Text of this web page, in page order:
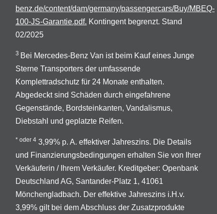
benz.de/content/dam/germany/passengercars/Buy/MBEQ-
100-JS-Garantie.pdf. Kontingent begrenzt. Stand
02/2025
3 Bei Mercedes-Benz Van ist beim Kauf eines Junge
Sterne Transporters der umfassende
Komplettradschutz für 24 Monate enthalten.
Abgedeckt sind Schäden durch eingefahrene
Gegenstände, Bordsteinkanten, Vandalismus,
Diebstahl und geplatzte Reifen.
* oder 4 3,99% p. A. effektiver Jahreszins. Die Details
und Finanzierungsbedingungen erhalten Sie von Ihrer
Verkäuferin / Ihrem Verkäufer. Kreditgeber: Openbank
Deutschland AG, Santander-Platz 1, 41061
Mönchengladbach. Der effektive Jahreszins i.H.v.
3,99% gilt bei dem Abschluss der Zusatzprodukte